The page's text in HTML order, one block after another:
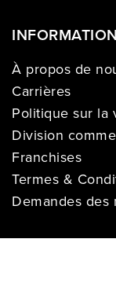
À propos de
Carrières
Politique sur la
Division
Franchises
Termes &
Demandes des